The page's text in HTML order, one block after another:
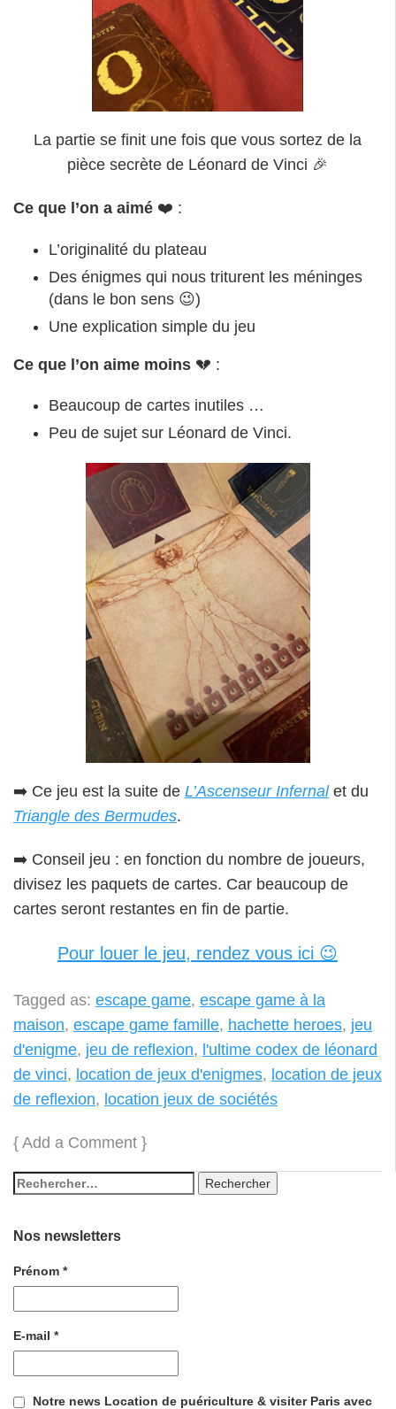
La partie se finit une fois que vous sortez de la
pièce secrète de Léonard de Vinci 🎉
Ce que l’on a aimé ❤️ :
L’originalité du plateau
Des énigmes qui nous triturent les méninges
(dans le bon sens 😉)
Une explication simple du jeu
Ce que l’on aime moins 💔 :
Beaucoup de cartes inutiles …
Peu de sujet sur Léonard de Vinci.
➡️ Ce jeu est la suite de L’Ascenseur Infernalet du
Triangle des Bermudes.
➡️ Conseil jeu : en fonction du nombre de joueurs,
divisez les paquets de cartes. Car beaucoup de
cartes seront restantes en fin de partie.
Pour louer le jeu, rendez vous ici 😉
Tagged as: escape game, escape game à la
maison, escape game famille, hachette heroes, jeu
d'enigme, jeu de reflexion, l'ultime codex de léonard
de vinci, location de jeux d'enigmes, location de jeux
de reflexion, location jeux de sociétés
{ Add a Comment }
Nos newsletters
Prénom *
E-mail *
Notre news Location de puériculture & visiter Paris avec